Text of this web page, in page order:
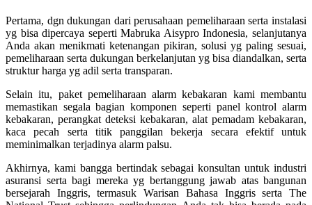
Pertama, dgn dukungan dari perusahaan pemeliharaan serta instalasi
yg bisa dipercaya seperti Mabruka Aisypro Indonesia, selanjutanya
Anda akan menikmati ketenangan pikiran, solusi yg paling sesuai,
pemeliharaan serta dukungan berkelanjutan yg bisa diandalkan, serta
struktur harga yg adil serta transparan.
Selain itu, paket pemeliharaan alarm kebakaran kami membantu
memastikan segala bagian komponen seperti panel kontrol alarm
kebakaran, perangkat deteksi kebakaran, alat pemadam kebakaran,
kaca pecah serta titik panggilan bekerja secara efektif untuk
meminimalkan terjadinya alarm palsu.
Akhirnya, kami bangga bertindak sebagai konsultan untuk industri
asuransi serta bagi mereka yg bertanggung jawab atas bangunan
bersejarah Inggris, termasuk Warisan Bahasa Inggris serta The